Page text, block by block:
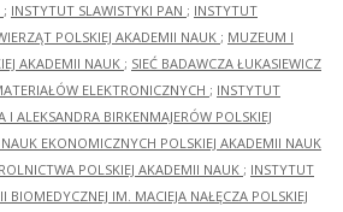
; INSTYTUT SLAWISTYKI PAN ; INSTYTUT
POLSKIEJ AKADEMII NAUK ; MUZEUM I
AKADEMII NAUK ; SIEĆ BADAWCZA ŁUKASIEWICZ
ELEKTRONICZNYCH ; INSTYTUT
ALEKSANDRA BIRKENMAJERÓW POLSKIEJ
EKONOMICZNYCH POLSKIEJ AKADEMII NAUK
POLSKIEJ AKADEMII NAUK ; INSTYTUT
BIOMEDYCZNEJ IM. MACIEJA NAŁĘCZA POLSKIEJ